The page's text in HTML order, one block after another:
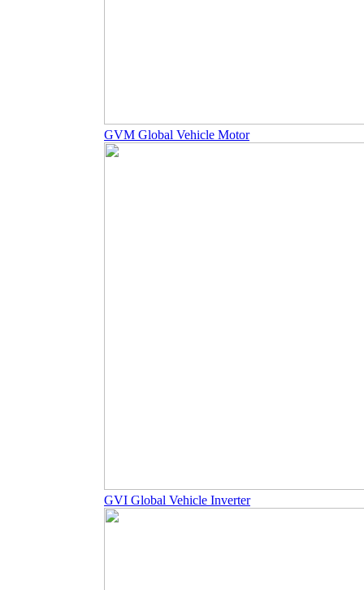
GVM Global Vehicle Motor
GVI Global Vehicle Inverter